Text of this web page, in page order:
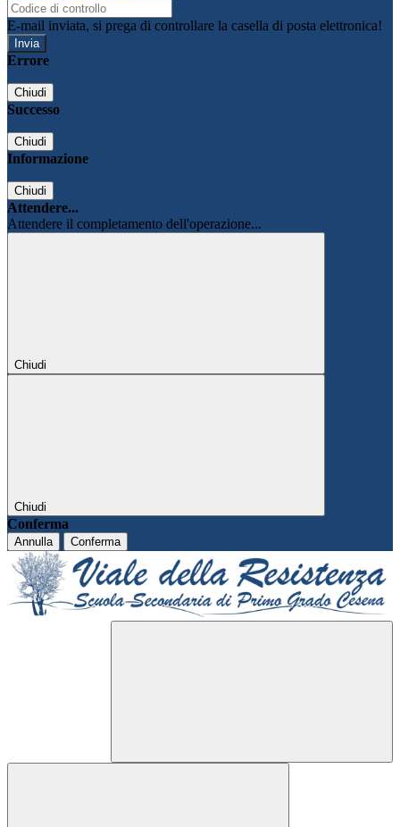
E-mail inviata, si prega di controllare la casella di posta elettronica!
Errore
Chiudi
Successo
Chiudi
Informazione
Chiudi
Attendere...
Attendere il completamento dell'operazione...
Chiudi
Chiudi
Conferma
Annulla Conferma